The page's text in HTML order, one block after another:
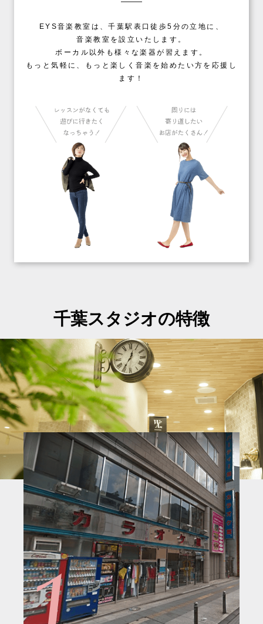
EYS音楽教室は、千葉駅表口徒歩5分の立地に、
音楽教室を設立いたします。
ボーカル以外も様々な楽器が習えます。
もっと気軽に、もっと楽しく音楽を始めたい方を応援し
ます！
千葉スタジオの特徴